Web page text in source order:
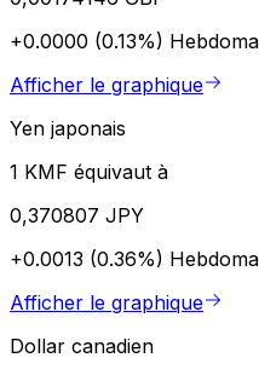
+0.0000 (0.13%)
Afficher le graphique
Yen japonais
1 KMF équivaut à
0,370807 JPY
+0.0013 (0.36%)
Afficher le graphique
Dollar canadien